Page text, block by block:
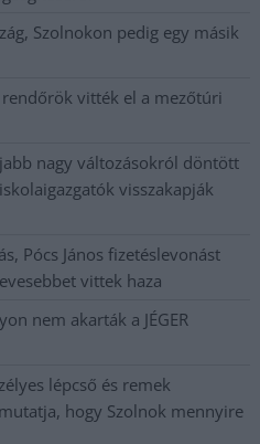
Szolnokon pedig egy másik
vitték el a mezőtúri
nagy változásokról döntött
visszakapják
Pócs János fizetéslevonást
vittek haza
nem akarták a JÉGER
lépcső és remek
hogy Szolnok mennyire